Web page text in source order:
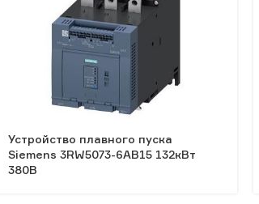
Устройство плавного пуска
Siemens 3RW5073-6AB15 132кВт
380В